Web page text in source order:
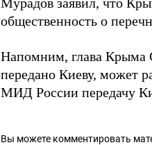
общественность о
Напомним, глава Крыма
передано Киеву, может
МИД России передачу
Вы можете комментировать